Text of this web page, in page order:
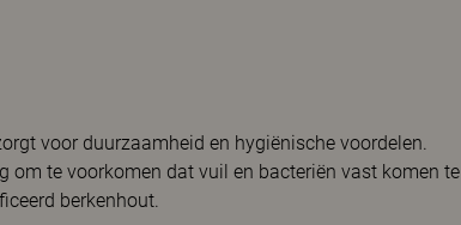
voor duurzaamheid en hygiënische voordelen.
om te voorkomen dat vuil en bacteriën vast komen te
berkenhout.